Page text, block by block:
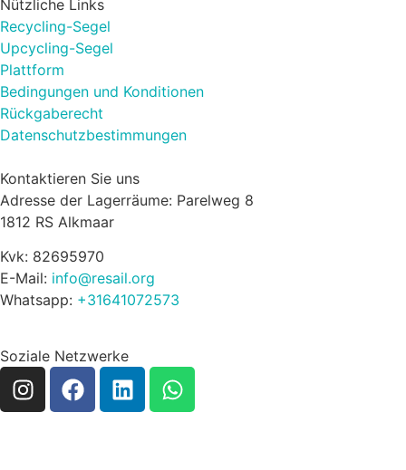
Nützliche Links
Recycling-Segel
Upcycling-Segel
Plattform
Bedingungen und Konditionen
Rückgaberecht
Datenschutzbestimmungen
Kontaktieren Sie uns
Adresse der Lagerräume: Parelweg 8
1812 RS Alkmaar
Kvk: 82695970
E-Mail: info@resail.org
Whatsapp: +31641072573
Soziale Netzwerke